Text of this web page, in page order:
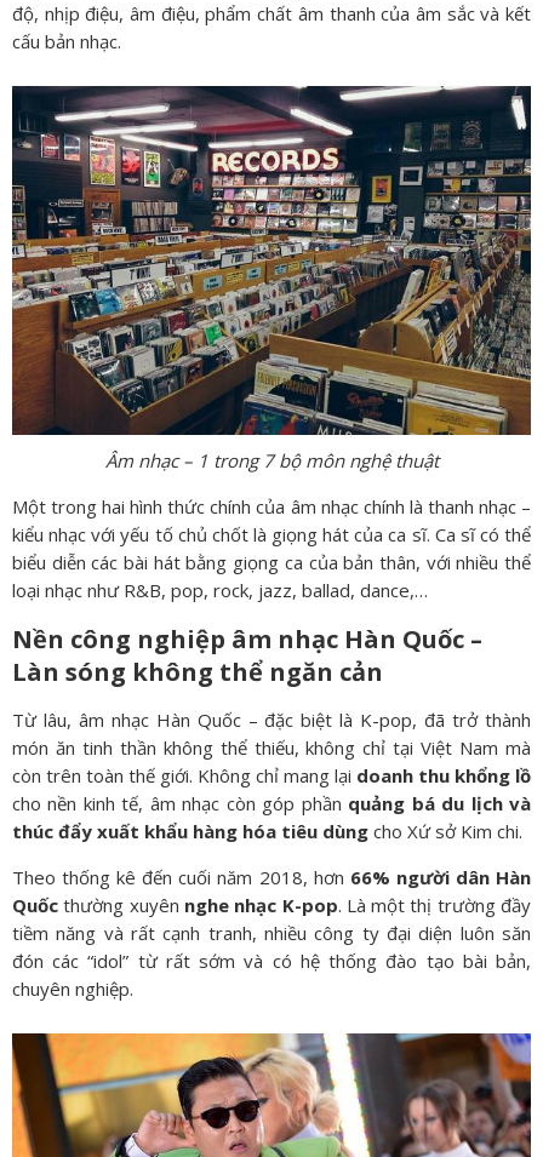
độ, nhịp điệu, âm điệu, phẩm chất âm thanh của âm sắc và kết
cấu bản nhạc.
Âm nhạc – 1 trong 7 bộ môn nghệ thuật
Một trong hai hình thức chính của âm nhạc chính là thanh nhạc –
kiểu nhạc với yếu tố chủ chốt là giọng hát của ca sĩ. Ca sĩ có thể
biểu diễn các bài hát bằng giọng ca của bản thân, với nhiều thể
loại nhạc như R&B, pop, rock, jazz, ballad, dance,…
Nền công nghiệp âm nhạc Hàn Quốc –
Làn sóng không thể ngăn cản
Từ lâu, âm nhạc Hàn Quốc – đặc biệt là K-pop, đã trở thành
món ăn tinh thần không thể thiếu, không chỉ tại Việt Nam mà
còn trên toàn thế giới. Không chỉ mang lại doanh thu khổng lồ
cho nền kinh tế, âm nhạc còn góp phần quảng bá du lịch và
thúc đẩy xuất khẩu hàng hóa tiêu dùng cho Xứ sở Kim chi.
Theo thống kê đến cuối năm 2018, hơn 66% người dân Hàn
Quốcthường xuyên nghe nhạc K-pop. Là một thị trường đầy
tiềm năng và rất cạnh tranh, nhiều công ty đại diện luôn săn
đón các “idol” từ rất sớm và có hệ thống đào tạo bài bản,
chuyên nghiệp.